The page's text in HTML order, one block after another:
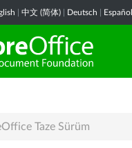
中文 (简体) Deutsch Español
Taze Sürüm